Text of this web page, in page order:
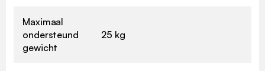
Maximaal
ondersteund
gewicht
25 kg